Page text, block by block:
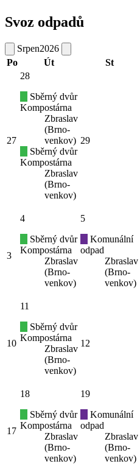
Svoz odpadů
Srpen2026
Po
Út St
27
28
Sběrný dvůr
Kompostárna
Zbraslav
(Brno-
venkov)
Sběrný dvůr
Kompostárna
Zbraslav
(Brno-
venkov)
29
3
4
Sběrný dvůr
Kompostárna
Zbraslav
(Brno-
venkov)
5
Komunální
odpad
Zbraslav
(Brno-
venkov)
10
11
Sběrný dvůr
Kompostárna
Zbraslav
(Brno-
venkov)
12
17
18
Sběrný dvůr
Kompostárna
Zbraslav
(Brno-
venkov)
19
Komunální
odpad
Zbraslav
(Brno-
venkov)